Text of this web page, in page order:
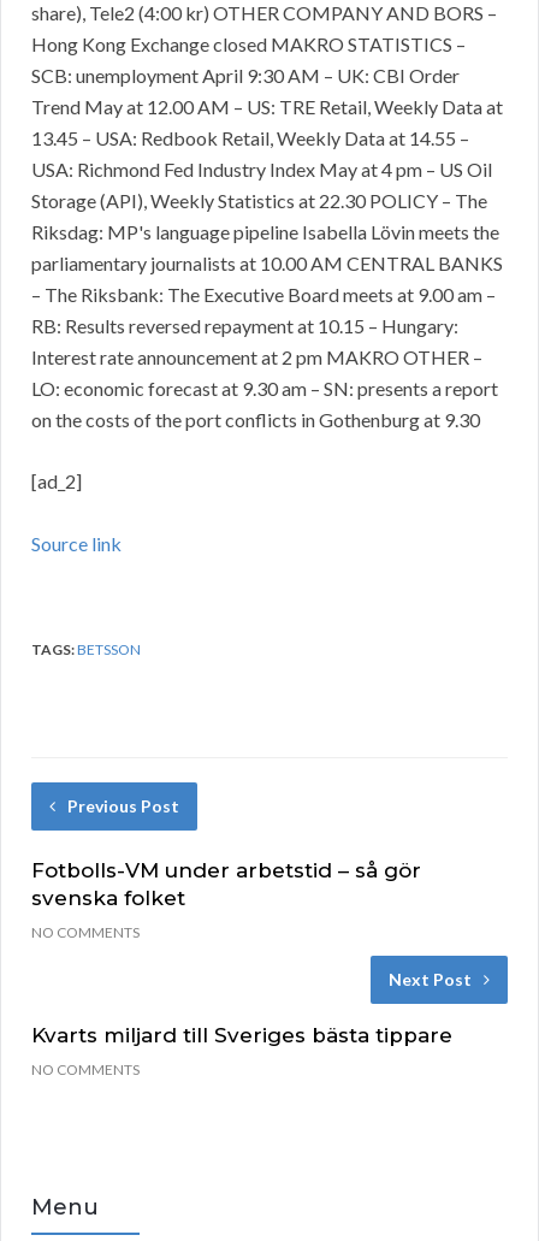
share), Tele2 (4:00 kr) OTHER COMPANY AND BORS –
Hong Kong Exchange closed MAKRO STATISTICS –
SCB: unemployment April 9:30 AM – UK: CBI Order
Trend May at 12.00 AM – US: TRE Retail, Weekly Data at
13.45 – USA: Redbook Retail, Weekly Data at 14.55 –
USA: Richmond Fed Industry Index May at 4 pm – US Oil
Storage (API), Weekly Statistics at 22.30 POLICY – The
Riksdag: MP's language pipeline Isabella Lövin meets the
parliamentary journalists at 10.00 AM CENTRAL BANKS
– The Riksbank: The Executive Board meets at 9.00 am –
RB: Results reversed repayment at 10.15 – Hungary:
Interest rate announcement at 2 pm MAKRO OTHER –
LO: economic forecast at 9.30 am – SN: presents a report
on the costs of the port conflicts in Gothenburg at 9.30
[ad_2]
Source link
TAGS:BETSSON
Previous Post
Fotbolls-VM under arbetstid – så gör
svenska folket
NO COMMENTS
Next Post
Kvarts miljard till Sveriges bästa tippare
NO COMMENTS
Menu